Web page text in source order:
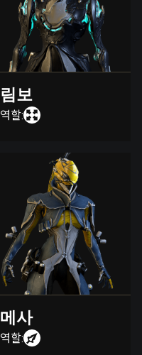
림보
역할:
메사
역할: